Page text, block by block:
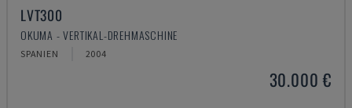
LVT300
OKUMA - VERTIKAL-DREHMASCHINE
SPANIEN 2004
30.000 €